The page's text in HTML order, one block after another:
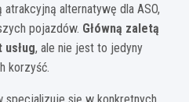
alternatywę dla ASO,
pojazdów. Główną zaletą
, ale nie jest to jedyny
korzyść.